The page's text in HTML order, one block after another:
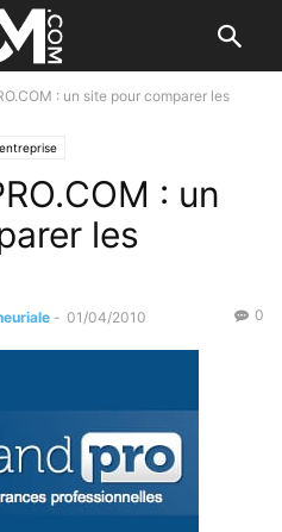
: un site pour comparer les
: un
les
- 01/04/2010 0